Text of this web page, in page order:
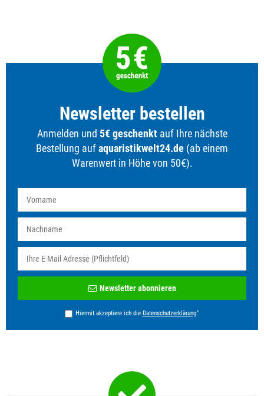
Newsletter bestellen
Anmelden und 5€ geschenktauf Ihre nächste
Bestellung aufaquaristikwelt24.de (ab einem
Warenwert in Höhe von 50€).
Honig
Newsletter abonnieren
Hiermit akzeptiere ich die Daten­schutz­erklärung*